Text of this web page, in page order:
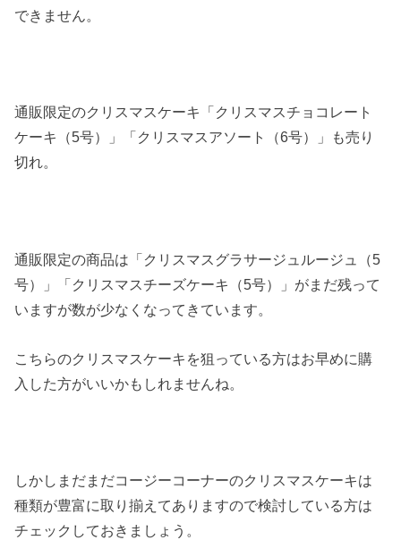
できません。
通販限定のクリスマスケーキ「クリスマスチョコレート
ケーキ（5号）」「クリスマスアソート（6号）」も売り
切れ。
通販限定の商品は「クリスマスグラサージュルージュ（5
号）」「クリスマスチーズケーキ（5号）」がまだ残って
いますが数が少なくなってきています。
こちらのクリスマスケーキを狙っている方はお早めに購
入した方がいいかもしれませんね。
しかしまだまだコージーコーナーのクリスマスケーキは
種類が豊富に取り揃えてありますので検討している方は
チェックしておきましょう。